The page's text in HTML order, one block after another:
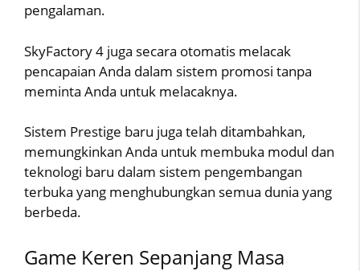
pengalaman.
SkyFactory 4 juga secara otomatis melacak
pencapaian Anda dalam sistem promosi tanpa
meminta Anda untuk melacaknya.
Sistem Prestige baru juga telah ditambahkan,
memungkinkan Anda untuk membuka modul dan
teknologi baru dalam sistem pengembangan
terbuka yang menghubungkan semua dunia yang
berbeda.
Game Keren Sepanjang Masa